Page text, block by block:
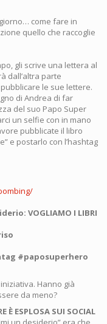
come fare in
quello che raccoglie
gli scrive una lettera al
dall’altra parte
le sue lettere.
di Andrea di far
del suo Papo Super
un selfie con in mano
pubblicate il libro
e postarlo con l’hashtag
VOGLIAMO I LIBRI
#paposuperhero
Hanno già
da meno?
È ESPLOSA SUI SOCIAL